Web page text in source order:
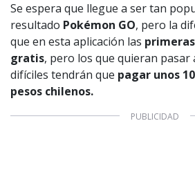
Se espera que llegue a ser tan
resultado Pokémon GO, pero la
que en esta aplicación las
gratis, pero los que quieran pasar
difíciles tendrán que pagar unos
pesos chilenos.
Producción musical Cadena Ser,
CONTACTO COMERCIAL
Política de privacidad|Política
Configuración de Cookies
Valores Pautas publicitarias